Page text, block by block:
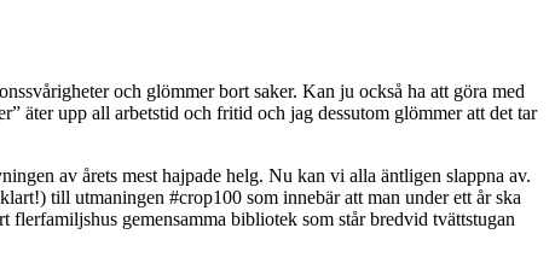
och glömmer bort saker. Kan ju också ha att göra med
äter upp all arbetstid och fritid och jag dessutom glömmer att det tar
av årets mest hajpade helg. Nu kan vi alla äntligen slappna av.
till utmaningen #crop100 som innebär att man under ett år ska
gemensamma bibliotek som står bredvid tvättstugan